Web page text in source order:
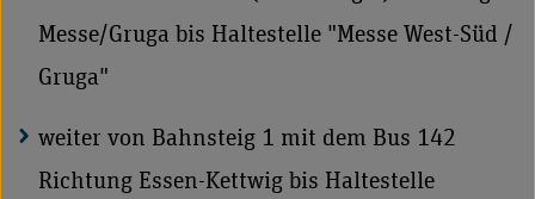
Messe/Gruga bis Haltestelle "Messe West-Süd /
Gruga"
weiter von Bahnsteig 1 mit dem Bus 142
Richtung Essen-Kettwig bis Haltestelle